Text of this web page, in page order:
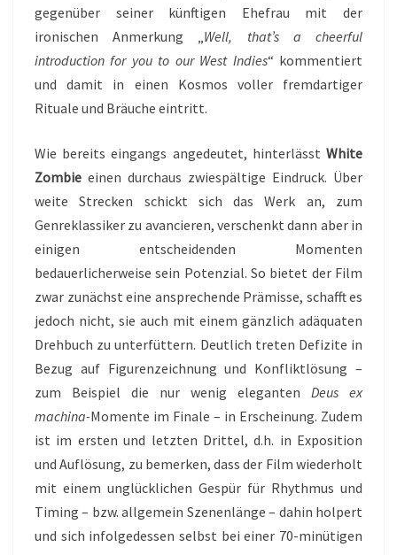
gegenüber seiner künftigen Ehefrau mit der
ironischen Anmerkung „Well, that’s a cheerful
introduction for you to our West Indies“ kommentiert
und damit in einen Kosmos voller fremdartiger
Rituale und Bräuche eintritt.
Wie bereits eingangs angedeutet, hinterlässt White
Zombie einen durchaus zwiespältige Eindruck. Über
weite Strecken schickt sich das Werk an, zum
Genreklassiker zu avancieren, verschenkt dann aber in
einigen entscheidenden Momenten
bedauerlicherweise sein Potenzial. So bietet der Film
zwar zunächst eine ansprechende Prämisse, schafft es
jedoch nicht, sie auch mit einem gänzlich adäquaten
Drehbuch zu unterfüttern. Deutlich treten Defizite in
Bezug auf Figurenzeichnung und Konfliktlösung –
zum Beispiel die nur wenig eleganten Deus ex
machina-Momente im Finale – in Erscheinung. Zudem
ist im ersten und letzten Drittel, d.h. in Exposition
und Auflösung, zu bemerken, dass der Film wiederholt
mit einem unglücklichen Gespür für Rhythmus und
Timing – bzw. allgemein Szenenlänge – dahin holpert
und sich infolgedessen selbst bei einer 70-minütigen